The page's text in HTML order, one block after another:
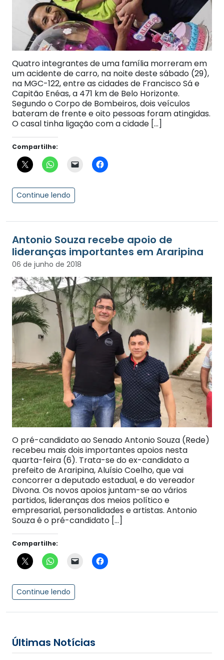
Quatro integrantes de uma família morreram em
um acidente de carro, na noite deste sábado (29),
na MGC-122, entre as cidades de Francisco Sá e
Capitão Enéas, a 471 km de Belo Horizonte.
Segundo o Corpo de Bombeiros, dois veículos
bateram de frente e oito pessoas foram atingidas.
O casal tinha ligação com a cidade […]
Compartilhe:
Continue lendo
Antonio Souza recebe apoio de
lideranças importantes em Araripina
06 de junho de 2018
O pré-candidato ao Senado Antonio Souza (Rede)
recebeu mais dois importantes apoios nesta
quarta-feira (6). Trata-se do ex-candidato a
prefeito de Araripina, Aluísio Coelho, que vai
concorrer a deputado estadual, e do vereador
Divona. Os novos apoios juntam-se ao vários
partidos, lideranças dos meios político e
empresarial, personalidades e artistas. Antonio
Souza é o pré-candidato […]
Compartilhe:
Continue lendo
Últimas Notícias